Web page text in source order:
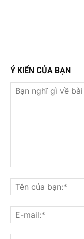
Ý KIẾN CỦA BẠN
nghĩ
gì
về
bài
viết
này?